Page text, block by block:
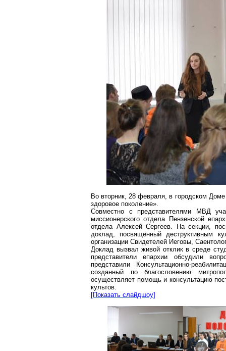
Во вторник, 28 февраля, в городском
здоровое поколение».
Совместно с представителями МВД
миссионерского отдела Пензенской
отдела Алексей Сергеев. На секции,
доклад, посвящённый деструктивным
организации Свидетелей Иеговы,
Доклад вызвал живой отклик в среде
представители епархии обсудили
представили Консультационно-
созданный по благословению
осуществляет помощь и консультацию
культов.
[Показать слайдшоу]